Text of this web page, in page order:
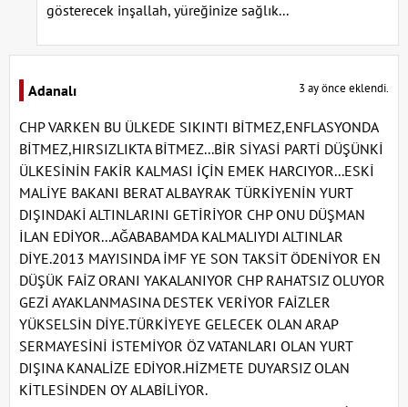
gösterecek inşallah, yüreğinize sağlık...
Adanalı 3 ay önce eklendi.
CHP VARKEN BU ÜLKEDE SIKINTI BİTMEZ,ENFLASYONDA
BİTMEZ,HIRSIZLIKTA BİTMEZ...BİR SİYASİ PARTİ DÜŞÜNKİ
ÜLKESİNİN FAKİR KALMASI İÇİN EMEK HARCIYOR...ESKİ
MALİYE BAKANI BERAT ALBAYRAK TÜRKİYENİN YURT
DIŞINDAKİ ALTINLARINI GETİRİYOR CHP ONU DÜŞMAN
İLAN EDİYOR...AĞABABAMDA KALMALIYDI ALTINLAR
DİYE.2013 MAYISINDA İMF YE SON TAKSİT ÖDENİYOR EN
DÜŞÜK FAİZ ORANI YAKALANIYOR CHP RAHATSIZ OLUYOR
GEZİ AYAKLANMASINA DESTEK VERİYOR FAİZLER
YÜKSELSİN DİYE.TÜRKİYEYE GELECEK OLAN ARAP
SERMAYESİNİ İSTEMİYOR ÖZ VATANLARI OLAN YURT
DIŞINA KANALİZE EDİYOR.HİZMETE DUYARSIZ OLAN
KİTLESİNDEN OY ALABİLİYOR.